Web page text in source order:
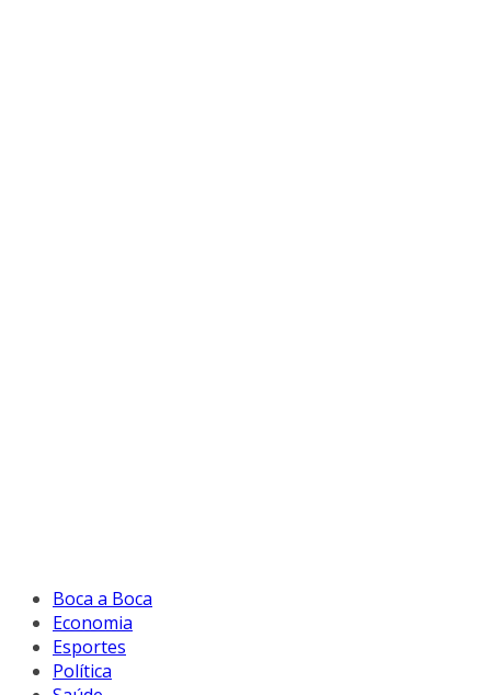
Boca a Boca
Economia
Esportes
Política